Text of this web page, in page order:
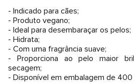
- Indicado para cães;
- Produto vegano;
- Ideal para desembaraçar os pelos;
- Hidrata;
- Com uma fragrância suave;
- Proporciona ao pelo maior
secagem;
- Disponível em embalagem de 400